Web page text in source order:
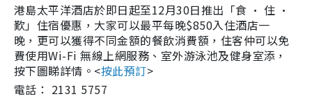
港島太平洋酒店於即日起至12月30日推出「食 · 住 ·
歎」住宿優惠，大家可以最平每晚$850入住酒店一
晚，更可以獲得不同金額的餐飲消費額，住客仲可以免
費使用Wi-Fi 無線上網服務 、 室外游泳池及健身室添，
按下圖睇詳情。 <按此預訂>
電話： 2131 5757